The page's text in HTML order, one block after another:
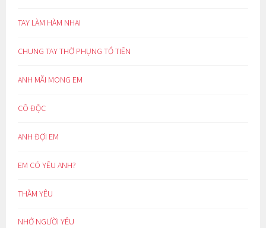
TAY LÀM HÀM NHAI
CHUNG TAY THỜ PHỤNG TỔ TIÊN
ANH MÃI MONG EM
CÔ ĐỘC
ANH ĐỢI EM
EM CÓ YÊU ANH?
THẦM YÊU
NHỚ NGƯỜI YÊU